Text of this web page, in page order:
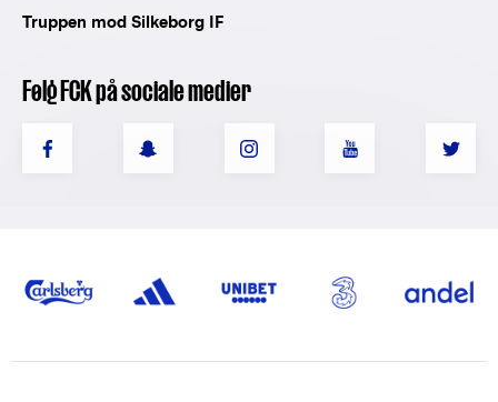
Truppen mod Silkeborg IF
Følg FCK på sociale medier